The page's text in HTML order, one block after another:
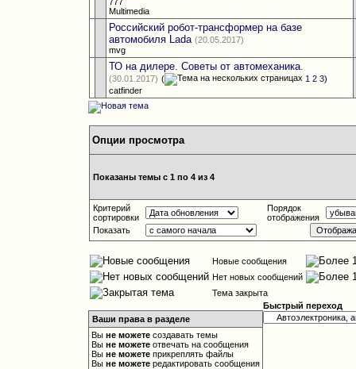
Multimedia
Российский робот-трансформер на базе
автомобиля Lada (20.05.2017)
mvg
ТО на дилере. Советы от автомеханика.
(30.01.2017) ( 1 2 3)
catfinder
Опции просмотра
Показаны темы с 1 по 4 из 4
Критерий
сортировки
Порядок
отображения
Показать
Новые сообщения
Нет новых сообщений
Тема закрыта
Ваши права в разделе
Выне можете создавать темы
Выне можете отвечать на сообщения
Выне можете прикреплять файлы
Выне можете редактировать сообщения
Быстрый переход